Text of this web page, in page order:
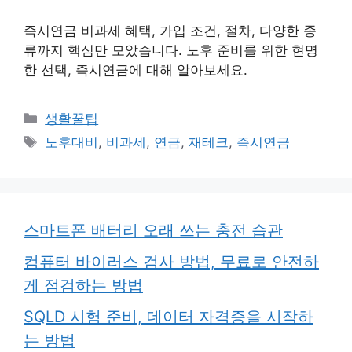
즉시연금 비과세 혜택, 가입 조건, 절차, 다양한 종
류까지 핵심만 모았습니다. 노후 준비를 위한 현명
한 선택, 즉시연금에 대해 알아보세요.
카
테
생활꿀팁
태
노후대비 , 비과세 , 연금,재테크, 즉시연금
스마트폰 배터리 오래 쓰는 충전 습관
컴퓨터 바이러스 검사 방법, 무료로 안전하
게 점검하는 방법
SQLD 시험 준비, 데이터 자격증을 시작하
는 방법